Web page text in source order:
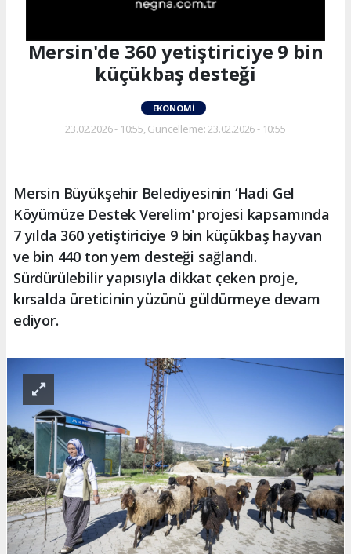
Mersin'de 360 yetiştiriciye 9 bin
küçükbaş desteği
EKONOMI
23.02.2026 - 10:55, Güncelleme: 23.02.2026 - 10:55
Mersin Büyükşehir Belediyesinin ‘Hadi Gel
Köyümüze Destek Verelim' projesi kapsamında
7 yılda 360 yetiştiriciye 9 bin küçükbaş hayvan
ve bin 440 ton yem desteği sağlandı.
Sürdürülebilir yapısıyla dikkat çeken proje,
kırsalda üreticinin yüzünü güldürmeye devam
ediyor.